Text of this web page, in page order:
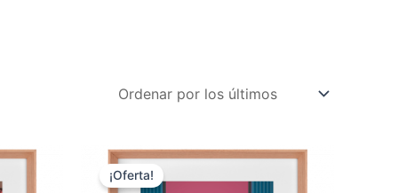
¡Oferta!